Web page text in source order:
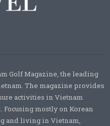
Golf Magazine, the leading
The magazine provides
activities in Vietnam
mostly on Korean
and living in Vietnam,